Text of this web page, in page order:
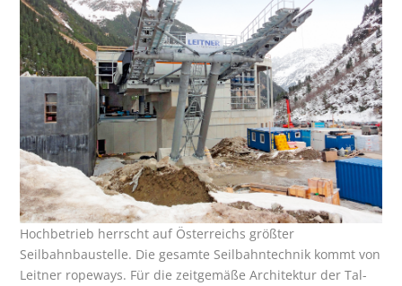
Hochbetrieb herrscht auf Österreichs größter
Seilbahnbaustelle. Die gesamte Seilbahntechnik kommt von
Leitner ropeways. Für die zeitgemäße Architektur der Tal-